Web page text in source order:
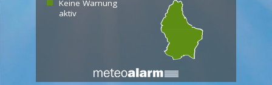
Keine Warnung
aktiv